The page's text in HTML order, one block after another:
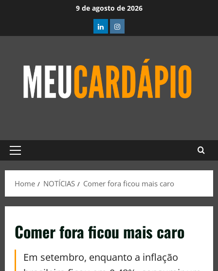
9 de agosto de 2026
Home NOTÍCIAS Comer fora ficou mais caro
Comer fora ficou mais caro
Em setembro, enquanto a inflação